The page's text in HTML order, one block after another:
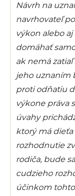
Návrh na
navrhovateľ
výkon alebo
domáhať
ak nemá
jeho uznaním
proti odňatiu
výkone práva
úvahy
ktorý má dieťa
rozhodnutie
rodiča, bude
cudzieho
účinkom